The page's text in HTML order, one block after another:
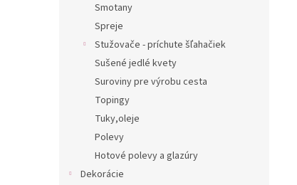
Smotany
Spreje
Stužovače - príchute šľahačiek
Sušené jedlé kvety
Suroviny pre výrobu cesta
Topingy
Tuky,oleje
Polevy
Hotové polevy a glazúry
Dekorácie